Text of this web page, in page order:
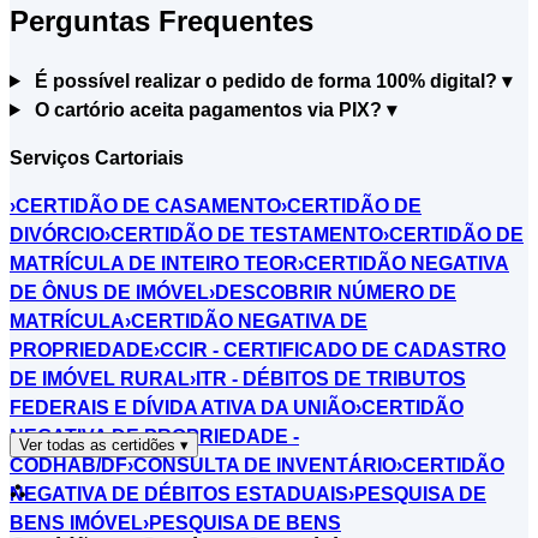
Perguntas Frequentes
É possível realizar o pedido de forma 100% digital? ▾
O cartório aceita pagamentos via PIX? ▾
Serviços Cartoriais
›CERTIDÃO DE CASAMENTO›CERTIDÃO DE
DIVÓRCIO›CERTIDÃO DE TESTAMENTO›CERTIDÃO DE
MATRÍCULA DE INTEIRO TEOR›CERTIDÃO NEGATIVA
DE ÔNUS DE IMÓVEL›DESCOBRIR NÚMERO DE
MATRÍCULA›CERTIDÃO NEGATIVA DE
PROPRIEDADE›CCIR - CERTIFICADO DE CADASTRO
DE IMÓVEL RURAL› ITR - DÉBITOS DE TRIBUTOS
FEDERAIS E DÍVIDA ATIVA DA UNIÃO›CERTIDÃO
NEGATIVA DE PROPRIEDADE -
CODHAB/DF›CONSULTA DE INVENTÁRIO›CERTIDÃO
NEGATIVA DE DÉBITOS ESTADUAIS›PESQUISA DE
BENS IMÓVEL›PESQUISA DE BENS
Ver todas as certidões ▾
⛬